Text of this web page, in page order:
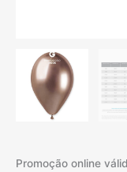
Promoção online